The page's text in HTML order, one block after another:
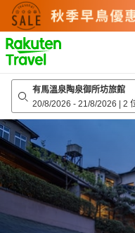
to
top
page
有馬溫泉陶泉御所坊旅館
20/8/2026 - 21/8/2026 | 2